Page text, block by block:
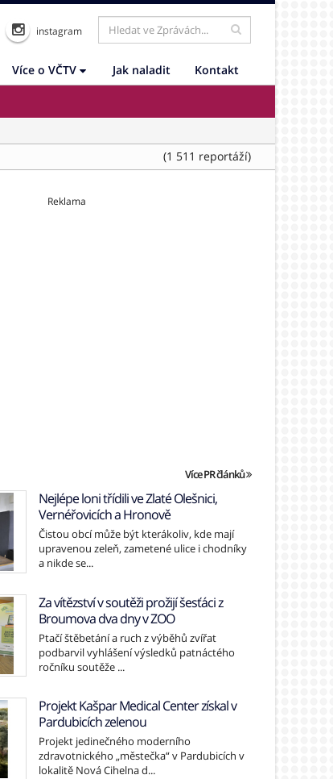
instagram
Více o VČTV Jak naladit Kontakt
(1 511 reportáží)
Reklama
Více PR článků
Nejlépe loni třídili ve Zlaté Olešnici,
Vernéřovicích a Hronově
Čistou obcí může být kterákoliv, kde mají
upravenou zeleň, zametené ulice i chodníky
a nikde se...
Za vítězství v soutěži prožijí šesťáci z
Broumova dva dny v ZOO
Ptačí štěbetání a ruch z výběhů zvířat
podbarvil vyhlášení výsledků patnáctého
ročníku soutěže ...
Projekt Kašpar Medical Center získal v
Pardubicích zelenou
Projekt jedinečného moderního
zdravotnického „městečka“ v Pardubicích v
lokalitě Nová Cihelna d...